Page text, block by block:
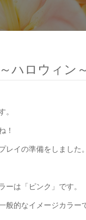
ハロウィン
！
レイの準備をしました
ーは「ピンク」です。
般的なイメージカラ